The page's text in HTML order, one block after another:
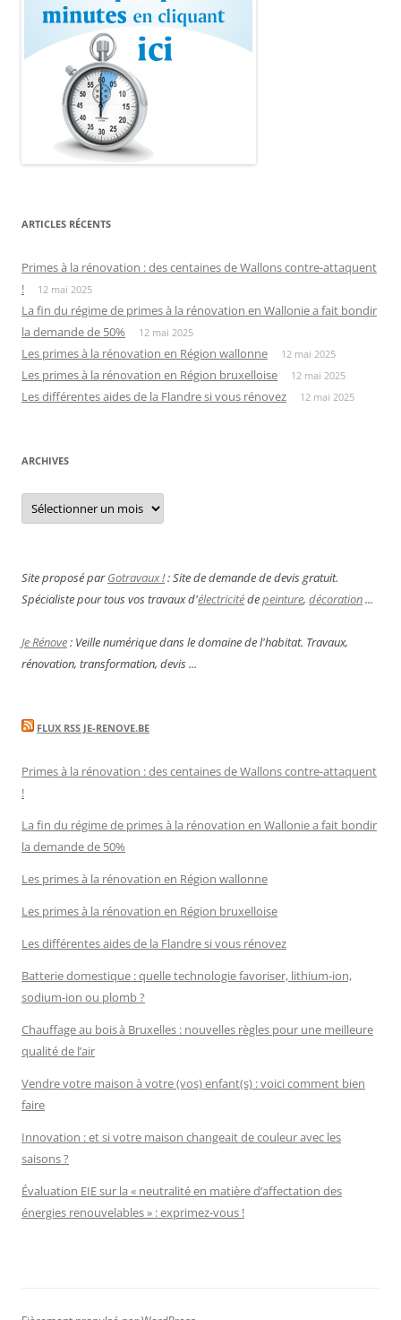
ARTICLES RÉCENTS
Primes à la rénovation : des centaines de Wallons contre-attaquent
!
12 mai 2025
La fin du régime de primes à la rénovation en Wallonie a fait bondir
la demande de 50%
12 mai 2025
Les primes à la rénovation en Région wallonne 12 mai 2025
Les primes à la rénovation en Région bruxelloise 12 mai 2025
Les différentes aides de la Flandre si vous rénovez 12 mai 2025
ARCHIVES
Archives
Site proposé parGotravaux !: Site de demande de devis gratuit.
Spécialiste pour tous vos travaux d'électricitédepeinture, décoration...
Je Rénove: Veille numérique dans le domaine de l'habitat. Travaux,
rénovation, transformation, devis ...
FLUX RSS JE-RENOVE.BE
Primes à la rénovation : des centaines de Wallons contre-attaquent
!
La fin du régime de primes à la rénovation en Wallonie a fait bondir
la demande de 50%
Les primes à la rénovation en Région wallonne
Les primes à la rénovation en Région bruxelloise
Les différentes aides de la Flandre si vous rénovez
Batterie domestique : quelle technologie favoriser, lithium-ion,
sodium-ion ou plomb ?
Chauffage au bois à Bruxelles : nouvelles règles pour une meilleure
qualité de l’air
Vendre votre maison à votre (vos) enfant(s) : voici comment bien
faire
Innovation : et si votre maison changeait de couleur avec les
saisons ?
Évaluation EIE sur la « neutralité en matière d’affectation des
énergies renouvelables » : exprimez-vous !